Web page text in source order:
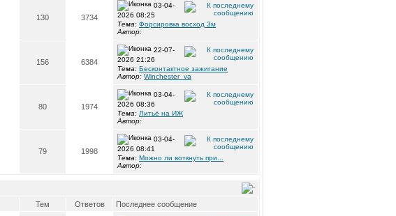
130 3734
03-04-
2026 08:25
Тема: Форсировка восход 3м
Автор:
156 6384
22-07-
2026 21:26
Тема: Бесконтактное зажигание
Автор: Winchester_va
80 1974
03-04-
2026 08:36
Тема: Литьё на ИЖ
Автор:
79 1998
03-04-
2026 08:41
Тема: Можно ли воткнуть при...
Автор:
Тем Ответов Последнее сообщение